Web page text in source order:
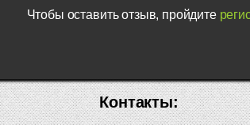
Чтобы оставить отзыв, пройдите
Контакты: